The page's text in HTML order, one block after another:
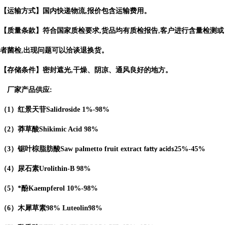
【运输方式】国内快递物流,报价包含运输费用。
【质量条款】符合国家质检要求,货品均有质检报告,客户进行含量检测或
者菌检,出现问题可以洽谈退换货。
【存储条件】密封遮光,干燥、阴凉、通风良好的地方。
厂家产品供应:
（1 ）红景天苷Salidroside 1%-98%
（2）莽草酸Shikimic Acid 98%
（3）锯叶棕脂肪酸Saw palmetto fruit extract fatty acids25%-45%
（4） 尿石素Urolithin-B 98%
（5）*酚Kaempferol 10%-98%
（6）木犀草素98% Luteolin98%